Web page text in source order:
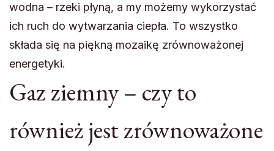
wodna – rzeki płyną, a my możemy wykorzystać
ich ruch do wytwarzania ciepła. To wszystko
składa się na piękną mozaikę zrównoważonej
energetyki.
Gaz ziemny – czy to
również jest zrównoważone